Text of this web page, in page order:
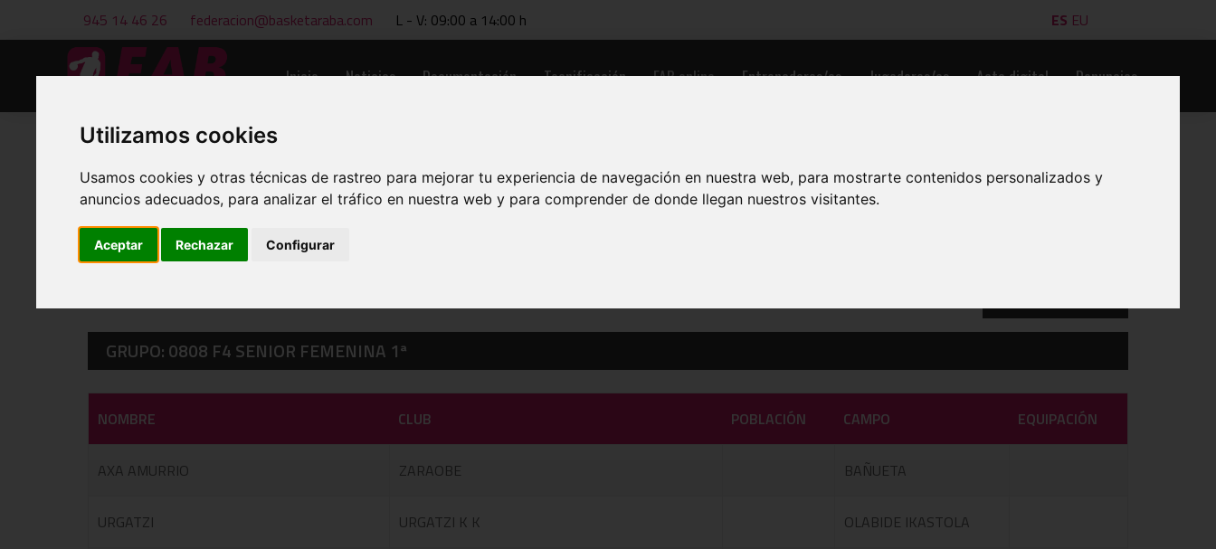
Utilizamos cookies
Usamos cookies y otras técnicas de rastreo para mejorar tu experiencia de navegación en nuestra web, para mostrarte contenidos personalizados y
anuncios adecuados, para analizar el tráfico en nuestra web y para comprender de donde llegan nuestros visitantes.
Aceptar Rechazar Configurar
945 14 46 26 federacion@basketaraba.com L - V: 09:00 a 14:00 h ES EU
Inicio Noticias Documentación Tecnificación FAB online Entrenadores/as Jugadores/as Acta digital Denuncias
CALENDARIOS Y RESULTADOS
GRUPO: 0808 F4 SENIOR FEMENINA 1ª
NOMBRE CLUB POBLACIÓN CAMPO EQUIPACIÓN
AXA AMURRIO ZARAOBE BAÑUETA
URGATZI URGATZI K K OLABIDE IKASTOLA